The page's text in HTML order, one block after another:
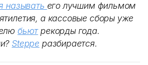
называть его лучшим фильмом
а кассовые сборы уже
бьютрекорды года.
Steppe разбирается.